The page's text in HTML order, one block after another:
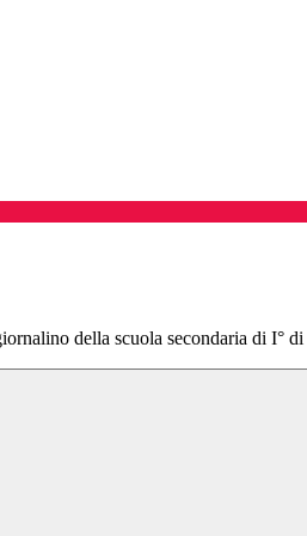
della scuola secondaria di I°